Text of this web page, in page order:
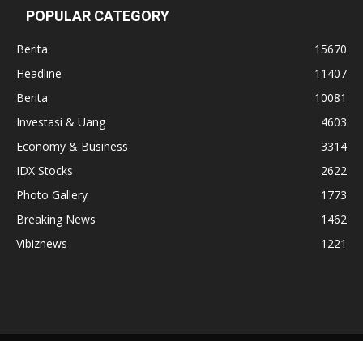
POPULAR CATEGORY
Berita
15670
Headline
11407
Berita
10081
Investasi & Uang
4603
Economy & Business
3314
IDX Stocks
2622
Photo Gallery
1773
Breaking News
1462
Vibiznews
1221